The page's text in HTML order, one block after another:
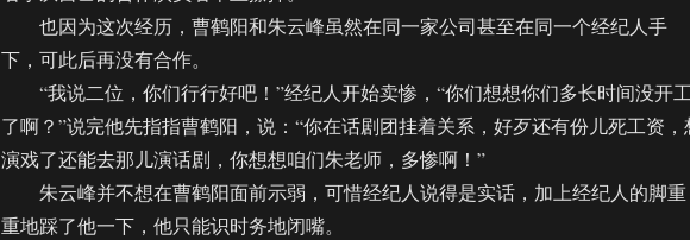
也因为这次经历，曹鹤阳和朱云峰虽然在同一家公司甚至在同一个经纪人手
下，可此后再没有合作。
“我说二位，你们行行好吧！”经纪人开始卖惨，“你们想想你们多长时间没开
了啊？”说完他先指指曹鹤阳，说：“你在话剧团挂着关系，好歹还有份儿死工资，
演戏了还能去那儿演话剧，你想想咱们朱老师，多惨啊！”
朱云峰并不想在曹鹤阳面前示弱，可惜经纪人说得是实话，加上经纪人的脚重
重地踩了他一下，他只能识时务地闭嘴。